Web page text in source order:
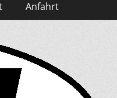
Anfahrt